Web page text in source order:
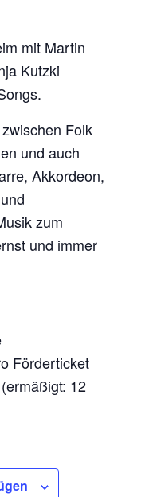
mit Martin
Kutzki
Folk
und auch
Akkordeon,
zum
und immer
Förderticket
12